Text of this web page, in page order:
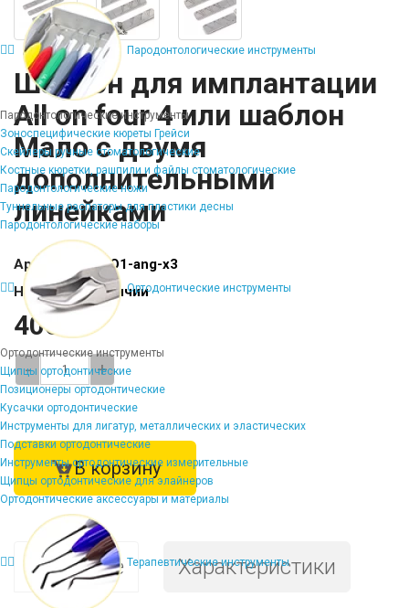
Пародонтологические инструменты
Пародонтологические инструменты
Зоноспецифические кюреты Грейси
Скейлеры ручные стоматологические
Костные кюретки, рашпили и файлы стоматологические
Пародонтологические ножи
Туннельные распаторы для пластики десны
Пародонтологические наборы
Ортодонтические инструменты
Ортодонтические инструменты
Щипцы ортодонтические
Позиционеры ортодонтические
Кусачки ортодонтические
Инструменты для лигатур, металлических и эластических
Подставки ортодонтические
Инструменты ортодонтические измерительные
Щипцы ортодонтические для элайнеров
Ортодонтические аксессуары и материалы
Терапевтические инструменты
Шаблон для имплантации
All on four 4 или шаблон
Мало с двумя
дополнительными
линейками
Артикул:
AL-FO1-ang-x3
Наличие:В наличии
4067 ₽
- +
В корзину
Описание Характеристики